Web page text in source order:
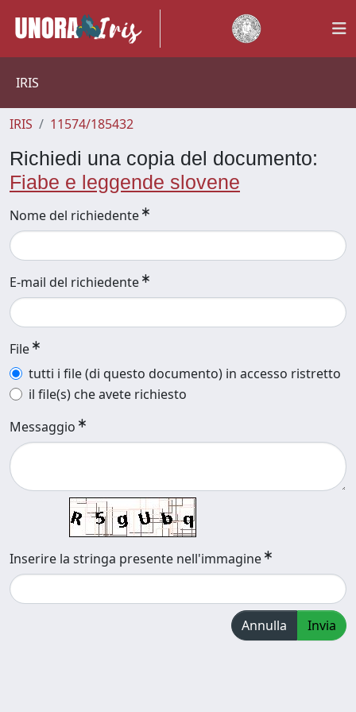
IRIS
IRIS 11574/185432
Richiedi una copia del documento:
Fiabe e leggende slovene
Nome del richiedente
E-mail del richiedente
File
tutti i file (di questo documento) in accesso ristretto
il file(s) che avete richiesto
Messaggio
Inserire la stringa presente nell'immagine
Annulla Invia